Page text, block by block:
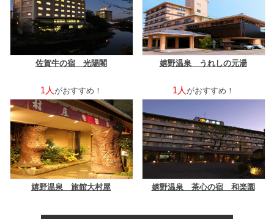
佐賀牛の宿 光陽閣 嬉野温泉 うれしの元湯
1人 がおすすめ！
嬉野温泉 旅館大村屋
1人 がおすすめ！
嬉野温泉 茶心の宿 和楽園